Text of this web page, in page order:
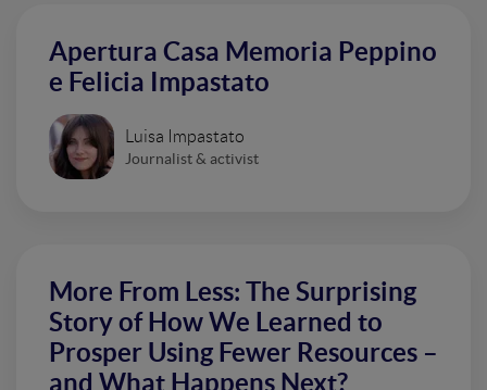
Apertura Casa Memoria Peppino
e Felicia Impastato
Luisa Impastato
Journalist & activist
More From Less: The Surprising
Story of How We Learned to
Prosper Using Fewer Resources –
and What Happens Next?